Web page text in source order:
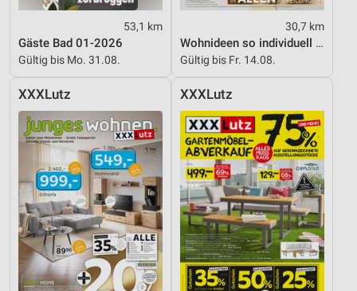
53,1 km
Gäste Bad 01-2026
Gültig bis Mo. 31.08.
30,7 km
Wohnideen so individuell wie du!
Gültig bis Fr. 14.08.
XXXLutz XXXLutz